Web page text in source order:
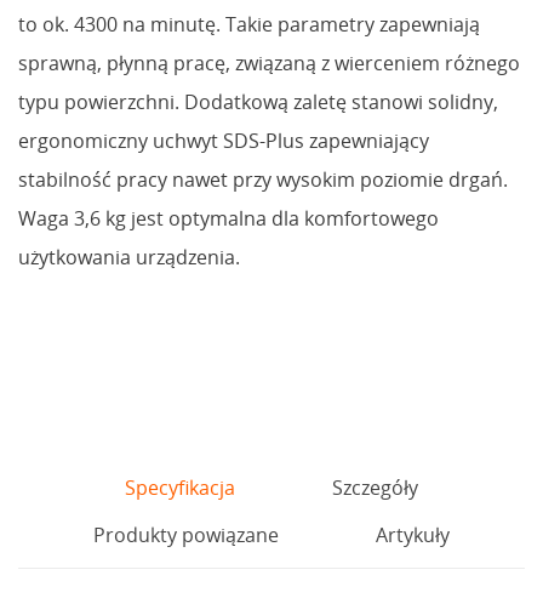
to ok. 4300 na minutę. Takie parametry zapewniają
sprawną, płynną pracę, związaną z wierceniem różnego
typu powierzchni. Dodatkową zaletę stanowi solidny,
ergonomiczny uchwyt SDS-Plus zapewniający
stabilność pracy nawet przy wysokim poziomie drgań.
Waga 3,6 kg jest optymalna dla komfortowego
użytkowania urządzenia.
Specyfikacja
Szczegóły
Produkty powiązane
Artykuły